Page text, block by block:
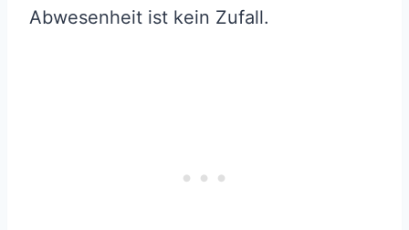
Abwesenheit ist kein Zufall.